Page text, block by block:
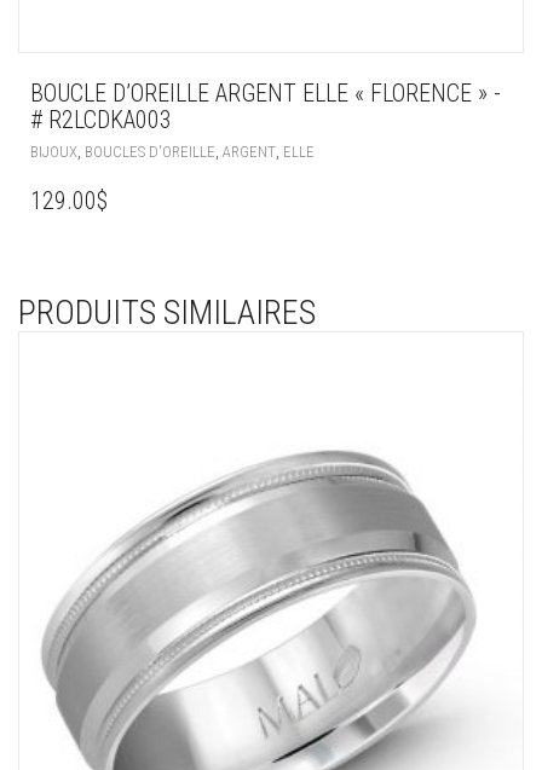
BOUCLE D’OREILLE ARGENT ELLE « FLORENCE » -
# R2LCDKA003
BIJOUX, BOUCLES D'OREILLE, ARGENT, ELLE
129.00$
PRODUITS SIMILAIRES